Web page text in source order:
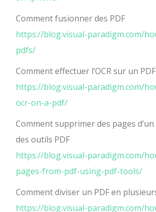
Comment fusionner des PDF
https://blog.visual-paradigm.com/
pdfs/
Comment effectuer l’OCR sur un PDF
https://blog.visual-paradigm.com/
ocr-on-a-pdf/
Comment supprimer des pages d’un
des outils PDF
https://blog.visual-paradigm.com/
pages-from-pdf-using-pdf-tools/
Comment diviser un PDF en
https://blog.visual-paradigm.com/